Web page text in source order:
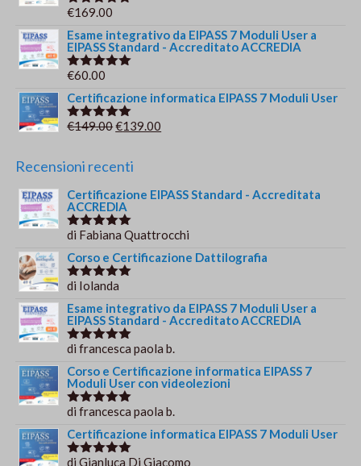
Valutato
€169.00
Esame integrativo da EIPASS 7 Moduli User a
EIPASS Standard - Accreditato ACCREDIA
Valutato
€60.00
Certificazione informatica EIPASS 7 Moduli User
Valutato
€149.00Il
originale
€149.00.
€139.00
€139.00.
Recensioni recenti
Certificazione EIPASS Standard - Accreditata
ACCREDIA
Valutato5
di Fabiana Quattrocchi
Corso e Certificazione Dattilografia
Valutato5
di Iolanda
Esame integrativo da EIPASS 7 Moduli User a
EIPASS Standard - Accreditato ACCREDIA
Valutato5
di francesca paola b.
Corso e Certificazione informatica EIPASS 7
Moduli User con videolezioni
Valutato5
di francesca paola b.
Certificazione informatica EIPASS 7 Moduli User
di Gianluca Di Giacomo